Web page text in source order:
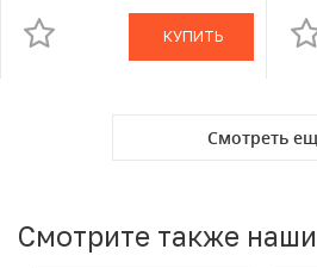
КУПИТЬ
Смотреть
Смотрите также